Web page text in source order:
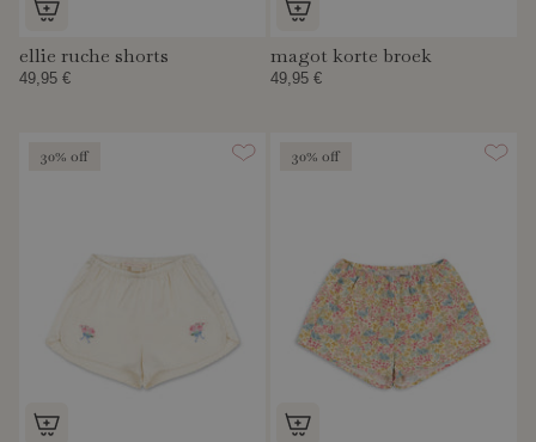
ellie ruche shorts
49,95 €
magot korte broek
49,95 €
30% off 30% off